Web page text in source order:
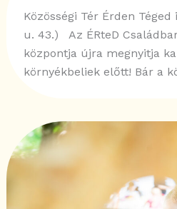
Közösségi Tér Érden
u. 43.) Az ÉRteD
központja újra megnyitja
környékbeliek előtt! Bár a